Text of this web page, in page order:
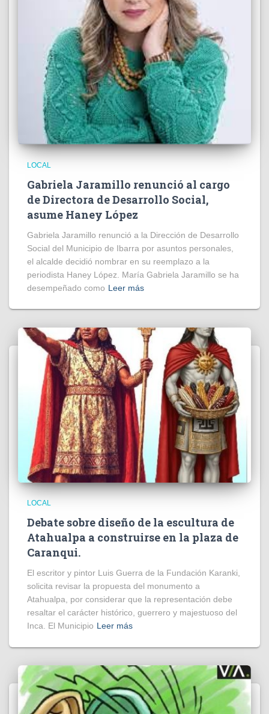
LOCAL
Gabriela Jaramillo renunció al cargo
de Directora de Desarrollo Social,
asume Haney López
Gabriela Jaramillo renunció a la Dirección de Desarrollo
Social del Municipio de Ibarra por asuntos personales,
el alcalde decidió nombrar en su reemplazo a la
periodista Haney López. María Gabriela Jaramillo se ha
desempeñado como Leer más
LOCAL
Debate sobre diseño de la escultura de
Atahualpa a construirse en la plaza de
Caranqui.
El escritor y pintor Luis Guerra de la Fundación Karanki,
solicita revisar la propuesta del monumento a
Atahualpa, por considerar que la representación debe
resaltar el carácter histórico, guerrero y majestuoso del
Inca. El Municipio Leer más